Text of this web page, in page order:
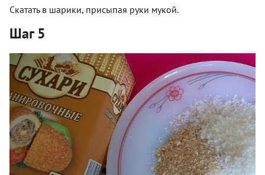
Скатать в шарики, присыпая руки мукой.
Шаг 5